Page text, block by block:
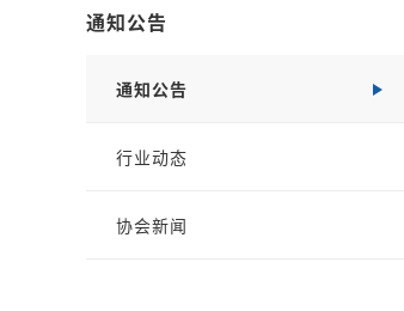
通知公告
通知公告
行业动态
协会新闻